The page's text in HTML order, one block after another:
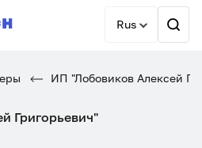
Rus
ИП "Лобовиков Алексей
Григорьевич"